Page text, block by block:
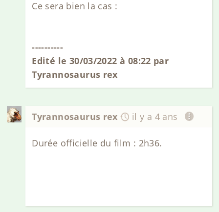
Ce sera bien la cas :
----------
Edité le 30/03/2022 à 08:22 par
Tyrannosaurus rex
Tyrannosaurus rex il y a 4 ans
Durée officielle du film : 2h36.